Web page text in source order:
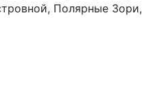
Полярные Зори,